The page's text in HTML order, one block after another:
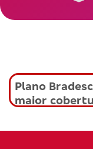
Plano
maior